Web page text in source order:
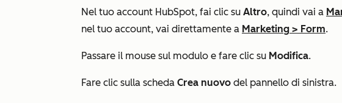
Nel tuo account HubSpot, fai clic su Altro, quindi vai a
nel tuo account, vai direttamente a Marketing > Form.
Passare il mouse sul modulo e fare clic su Modifica.
Fare clic sulla scheda Crea nuovo del pannello di sinistra.